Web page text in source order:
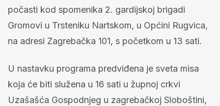
počasti kod spomenika 2. gardijskoj brigadi
Gromovi u Trsteniku Nartskom, u Općini Rugvica,
na adresi Zagrebačka 101, s početkom u 13 sati.
U nastavku programa predviđena je sveta misa
koja će biti služena u 16 sati u župnoj crkvi
Uzašašća Gospodnjeg u zagrebačkoj Sloboštini,